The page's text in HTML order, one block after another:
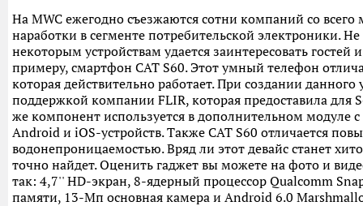
На MWC ежегодно съезжаются сотни компаний со
наработки в сегменте потребительской электроники.
некоторым устройствам удается заинтересовать
примеру, смартфон CAT S60. Этот умный телефон
которая действительно работает. При создании данного
поддержкой компании FLIR, которая предоставила для
же компонент используется в дополнительном модуле
Android и iOS-устройств. Также CAT S60 отличается
водонепроницаемостью. Вряд ли этот девайс станет
точно найдет. Оценить гаджет вы можете на фото и
так: 4,7'' HD-экран, 8-ядерный процессор Qualcomm
памяти, 13-Мп основная камера и Android 6.0